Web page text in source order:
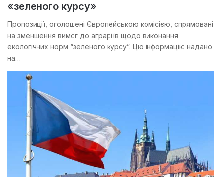
«зеленого курсу»
Пропозиції, оголошені Європейською комісією, спрямовані
на зменшення вимог до аграріїв щодо виконання
екологічних норм “зеленого курсу”. Цю інформацію надано
на…